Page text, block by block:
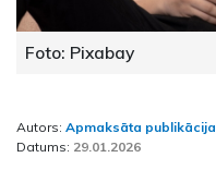
Foto: Pixabay
Autors: Apmaksāta publikācija
Datums: 29.01.2026